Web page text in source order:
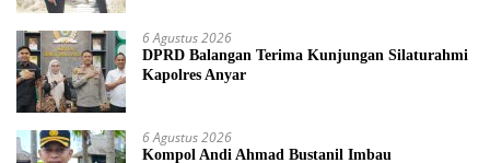
6 Agustus 2026
DPRD Balangan Terima Kunjungan Silaturahmi
Kapolres Anyar
6 Agustus 2026
Kompol Andi Ahmad Bustanil Imbau